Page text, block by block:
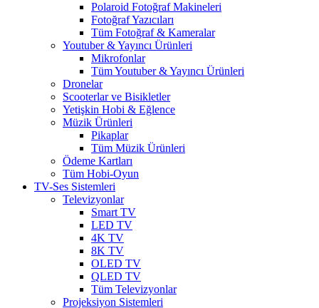
Polaroid Fotoğraf Makineleri
Fotoğraf Yazıcıları
Tüm Fotoğraf & Kameralar
Youtuber & Yayıncı Ürünleri
Mikrofonlar
Tüm Youtuber & Yayıncı Ürünleri
Dronelar
Scooterlar ve Bisikletler
Yetişkin Hobi & Eğlence
Müzik Ürünleri
Pikaplar
Tüm Müzik Ürünleri
Ödeme Kartları
Tüm Hobi-Oyun
TV-Ses Sistemleri
Televizyonlar
Smart TV
LED TV
4K TV
8K TV
OLED TV
QLED TV
Tüm Televizyonlar
Projeksiyon Sistemleri